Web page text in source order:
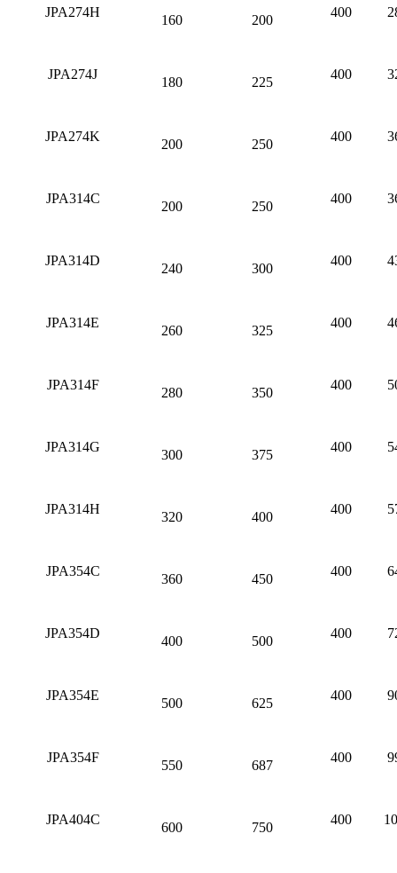
JPA274H
160 200
400
JPA274J
180 225
400
JPA274K
200 250
400
JPA314C
200 250
400
JPA314D
240 300
400
JPA314E
260 325
400
JPA314F
280 350
400
JPA314G
300 375
400
JPA314H
320 400
400
JPA354C
360 450
400
JPA354D
400 500
400
JPA354E
500 625
400
JPA354F
550 687
400
JPA404C
600 750
400